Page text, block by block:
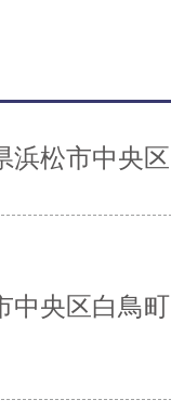
浜松市中央
中央区白鳥町